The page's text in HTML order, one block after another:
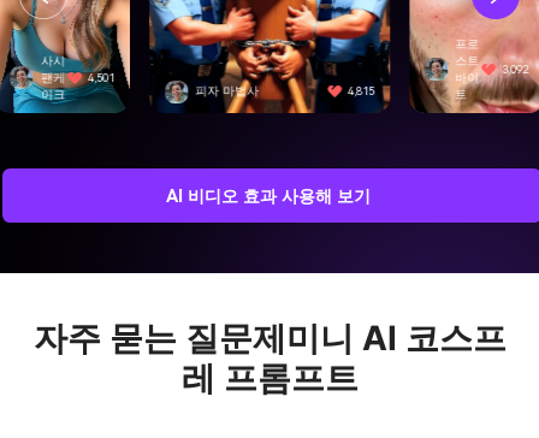
사시
팬케
이크
4,501
피자 마법사
4,815
프로
스트
바이
트
3,092
AI 비디오 효과 사용해 보기
자주 묻는 질문제미니 AI 코스프
레 프롬프트